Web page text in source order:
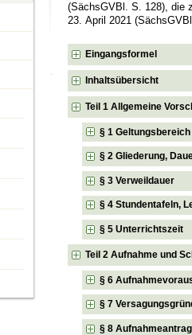
(SächsGVBl. S. 128), die
23. April 2021
Eingangsformel
Inhaltsübersicht
Teil 1 Allgemeine
§ 1 Geltungsbereich
§ 2 Gliederung,
§ 3 Verweildauer
§ 4 Stundentafeln,
§ 5 Unterrichtszeit
Teil 2 Aufnahme und
§ 6
§ 7
§ 8 Aufnahmeantrag